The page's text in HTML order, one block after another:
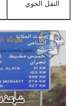
النقل الجوي